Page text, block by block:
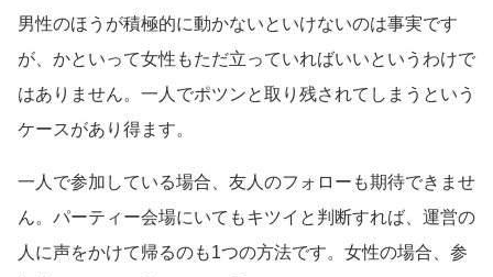
男性のほうが積極的に動かないといけないのは事実です
が、かといって女性もただ立っていればいいというわけで
はありません。一人でポツンと取り残されてしまうという
ケースがあり得ます。
一人で参加している場合、友人のフォローも期待できませ
ん。パーティー会場にいてもキツイと判断すれば、運営の
人に声をかけて帰るのも1つの方法です。女性の場合、参